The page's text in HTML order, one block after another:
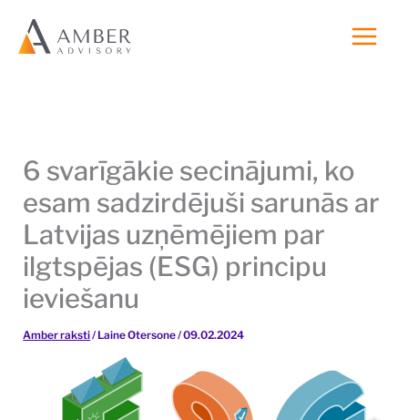
6 svarīgākie secinājumi, ko
esam sadzirdējuši sarunās ar
Latvijas uzņēmējiem par
ilgtspējas (ESG) principu
ieviešanu
Amber raksti/ Laine Otersone/09.02.2024